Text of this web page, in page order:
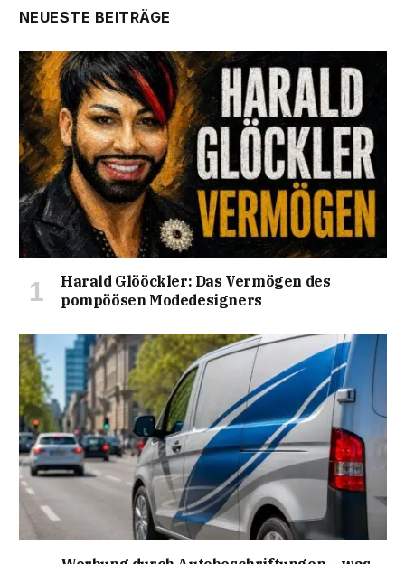
NEUESTE BEITRÄGE
Harald Glööckler: Das Vermögen des
pompöösen Modedesigners